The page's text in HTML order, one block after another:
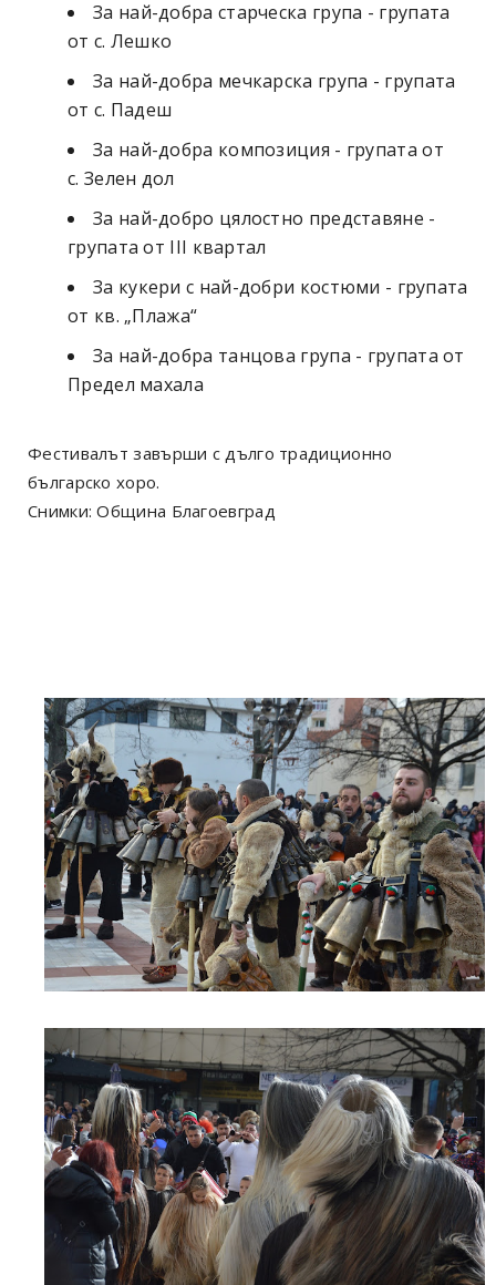
За най-добра старческа група - групата
от с. Лешко
За най-добра мечкарска група - групата
от с. Падеш
За най-добра композиция - групата от
с. Зелен дол
За най-добро цялостно представяне -
групата от III квартал
За кукери с най-добри костюми - групата
от кв. „Плажа“
За най-добра танцова група - групата от
Предел махала
Фестивалът завърши с дълго традиционно
българско хоро.
Снимки: Община Благоевград